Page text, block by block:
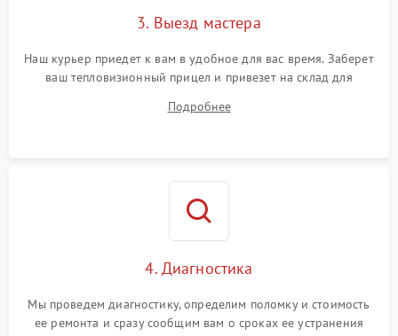
3. Выезд мастера
Наш курьер приедет к вам в удобное для вас время. Заберет
ваш тепловизионный прицел и привезет на склад для
Подробнее
4. Диагностика
Мы проведем диагностику, определим поломку и стоимость
ее ремонта и сразу сообщим вам о сроках ее устранения